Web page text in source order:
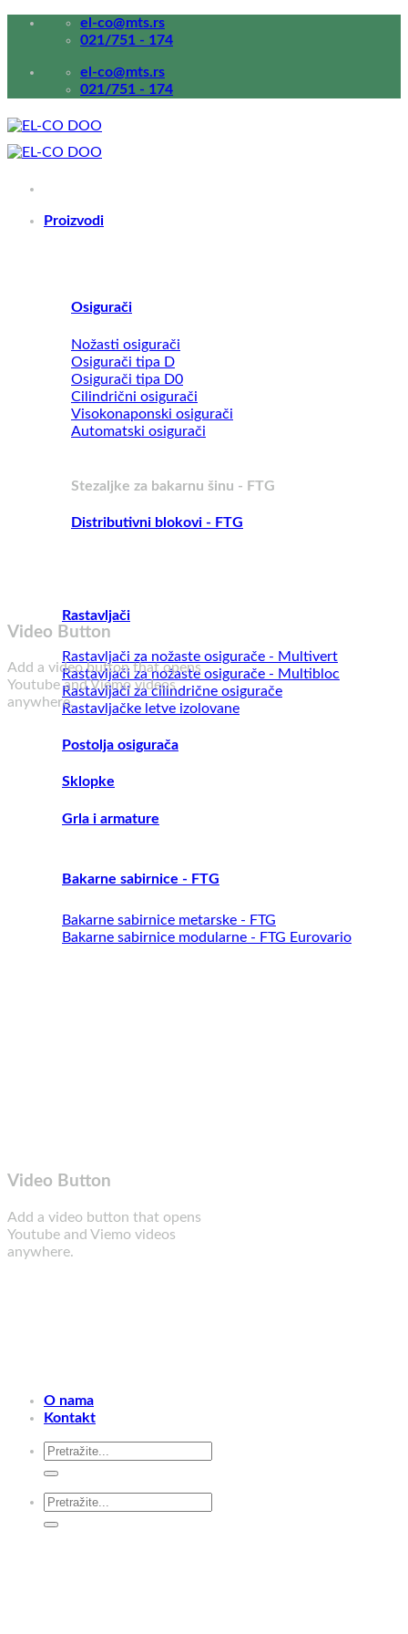
Прескочи
el-co@mts.rs
021/751 - 174
el-co@mts.rs
021/751 - 174
Proizvodi
Osigurači
Nožasti osigurači
Osigurači tipa D
Osigurači tipa D0
Cilindrični osigurači
Visokonaponski osigurači
Automatski osigurači
Stezaljke za bakarnu šinu - FTG
Distributivni blokovi - FTG
Rastavljači
Rastavljači za nožaste osigurače - Multivert
Rastavljači za nožaste osigurače - Multibloc
Rastavljači za cilindrične osigurače
Rastavljačke letve izolovane
Postolja osigurača
Sklopke
Grla i armature
Bakarne sabirnice - FTG
Bakarne sabirnice metarske - FTG
Bakarne sabirnice modularne - FTG Eurovario
O nama
Kontakt
Search
Search
Video Button
Add a video button that opens
Youtube and Viemo videos
anywhere.
Video Button
Add a video button that opens
Youtube and Viemo videos
anywhere.